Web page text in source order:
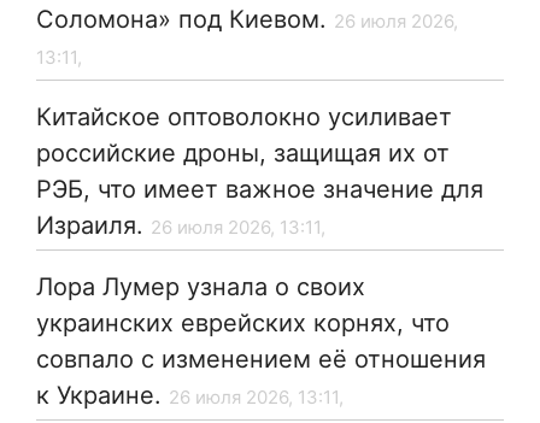
Соломона» под Киевом. 26 июля 2026,
13:11,
Китайское оптоволокно усиливает
российские дроны, защищая их от
РЭБ, что имеет важное значение для
Израиля. 26 июля 2026, 13:11,
Лора Лумер узнала о своих
украинских еврейских корнях, что
совпало с изменением её отношения
к Украине. 26 июля 2026, 13:11,